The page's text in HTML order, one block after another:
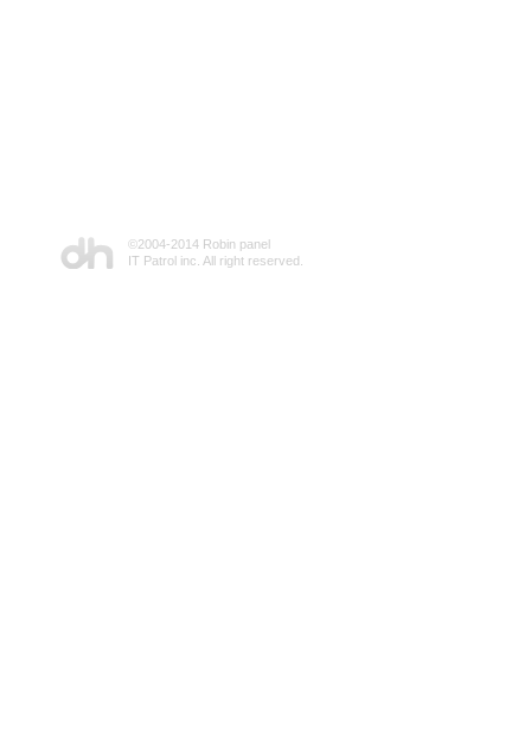
©2004-2014 Robin panel
IT Patrol inc. All right reserved.